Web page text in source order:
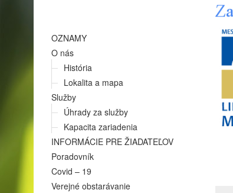
OZNAMY
O nás
História
Lokalita a mapa
Služby
Úhrady za služby
Kapacita zariadenia
INFORMÁCIE PRE ŽIADATEĽOV
Poradovník
Covid – 19
Verejné obstarávanie